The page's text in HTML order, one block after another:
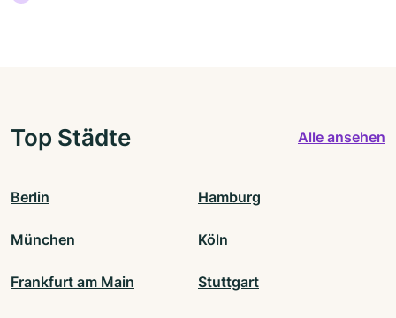
Top Städte Alle ansehen
Berlin Hamburg
München Köln
Frankfurt am Main Stuttgart